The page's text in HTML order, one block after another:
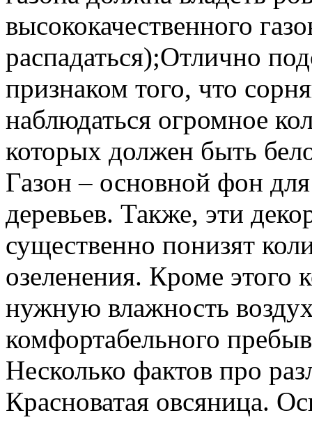
высококачественного
распадаться);Отлично
признаком того, что
наблюдаться огромное
которых должен быть
Газон – основной фон
деревьев. Также, эти
существенно понизят
озеленения. Кроме этого
нужную влажность
комфортабельного
Несколько фактов про
Красноватая овсяница.